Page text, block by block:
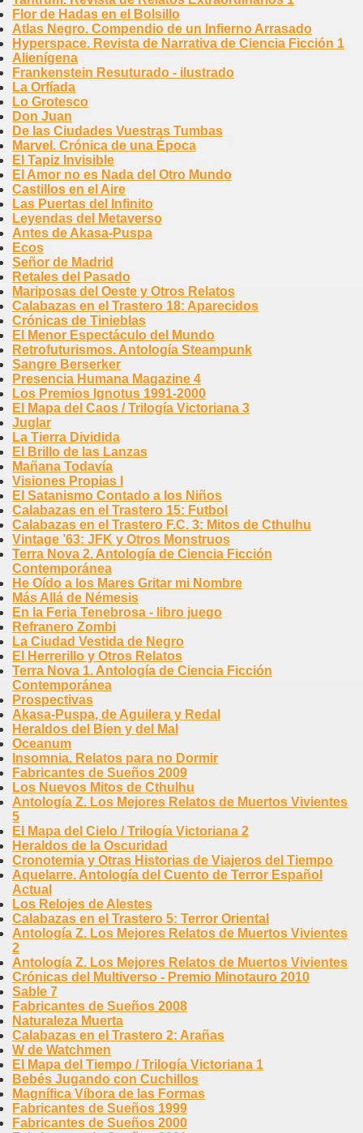
Flor de Hadas en el Bolsillo
Atlas Negro. Compendio de un Infierno Arrasado
Hyperspace. Revista de Narrativa de Ciencia Ficción 1
Alienígena
Frankenstein Resuturado - ilustrado
La Orfíada
Lo Grotesco
Don Juan
De las Ciudades Vuestras Tumbas
Marvel. Crónica de una Época
El Tapiz Invisible
El Amor no es Nada del Otro Mundo
Castillos en el Aire
Las Puertas del Infinito
Leyendas del Metaverso
Antes de Akasa-Puspa
Ecos
Señor de Madrid
Retales del Pasado
Mariposas del Oeste y Otros Relatos
Calabazas en el Trastero 18: Aparecidos
Crónicas de Tinieblas
El Menor Espectáculo del Mundo
Retrofuturismos. Antología Steampunk
Sangre Berserker
Presencia Humana Magazine 4
Los Premios Ignotus 1991-2000
El Mapa del Caos / Trilogía Victoriana 3
Juglar
La Tierra Dividida
El Brillo de las Lanzas
Mañana Todavía
Visiones Propias I
El Satanismo Contado a los Niños
Calabazas en el Trastero 15: Futbol
Calabazas en el Trastero F.C. 3: Mitos de Cthulhu
Vintage ’63: JFK y Otros Monstruos
Terra Nova 2. Antología de Ciencia Ficción
Contemporánea
He Oído a los Mares Gritar mi Nombre
Más Allá de Némesis
En la Feria Tenebrosa - libro juego
Refranero Zombi
La Ciudad Vestida de Negro
El Herrerillo y Otros Relatos
Terra Nova 1. Antología de Ciencia Ficción
Contemporánea
Prospectivas
Akasa-Puspa, de Aguilera y Redal
Heraldos del Bien y del Mal
Oceanum
Insomnia. Relatos para no Dormir
Fabricantes de Sueños 2009
Los Nuevos Mitos de Cthulhu
Antología Z. Los Mejores Relatos de Muertos Vivientes
5
El Mapa del Cielo / Trilogía Victoriana 2
Heraldos de la Oscuridad
Cronotemia y Otras Historias de Viajeros del Tiempo
Aquelarre. Antología del Cuento de Terror Español
Actual
Los Relojes de Alestes
Calabazas en el Trastero 5: Terror Oriental
Antología Z. Los Mejores Relatos de Muertos Vivientes
2
Antología Z. Los Mejores Relatos de Muertos Vivientes
Crónicas del Multiverso - Premio Minotauro 2010
Sable 7
Fabricantes de Sueños 2008
Naturaleza Muerta
Calabazas en el Trastero 2: Arañas
W de Watchmen
El Mapa del Tiempo / Trilogía Victoriana 1
Bebés Jugando con Cuchillos
Magnífica Víbora de las Formas
Fabricantes de Sueños 1999
Fabricantes de Sueños 2000